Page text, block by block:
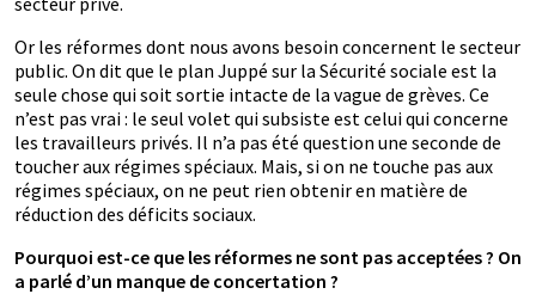
Or les réformes dont nous avons besoin concernent le secteur
public. On dit que le plan Juppé sur la Sécurité sociale est la
seule chose qui soit sortie intacte de la vague de grèves. Ce
n’est pas vrai : le seul volet qui subsiste est celui qui concerne
les travailleurs privés. Il n’a pas été question une seconde de
toucher aux régimes spéciaux. Mais, si on ne touche pas aux
régimes spéciaux, on ne peut rien obtenir en matière de
réduction des déficits sociaux.
Pourquoi est-ce que les réformes ne sont pas acceptées ? On
a parlé d’un manque de concertation ?